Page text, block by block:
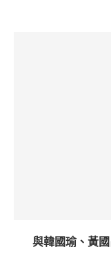
與韓國瑜、黃